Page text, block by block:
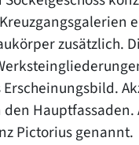
zusätzlich.
Pictorius genannt.